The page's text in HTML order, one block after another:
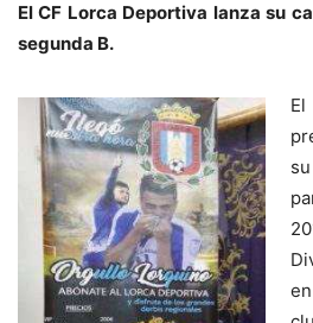
El CF Lorca Deportiva lanza su
segunda B.
El